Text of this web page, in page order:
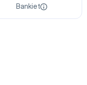
Bankiet